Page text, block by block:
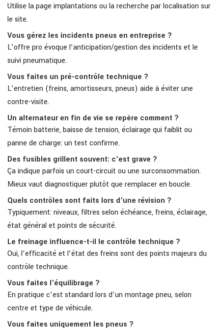
Utilise la page implantations ou la recherche par localisation sur
le site.
Vous gérez les incidents pneus en entreprise ?
L’offre pro évoque l’anticipation/gestion des incidents et le
suivi pneumatique.
Vous faites un pré-contrôle technique ?
L’entretien (freins, amortisseurs, pneus) aide à éviter une
contre-visite.
Un alternateur en fin de vie se repère comment ?
Témoin batterie, baisse de tension, éclairage qui faiblit ou
panne de charge: un test confirme.
Des fusibles grillent souvent: c’est grave ?
Ça indique parfois un court-circuit ou une surconsommation.
Mieux vaut diagnostiquer plutôt que remplacer en boucle.
Quels contrôles sont faits lors d’une révision ?
Typiquement: niveaux, filtres selon échéance, freins, éclairage,
état général et points de sécurité.
Le freinage influence-t-il le contrôle technique ?
Oui, l’efficacité et l’état des freins sont des points majeurs du
contrôle technique.
Vous faites l’équilibrage ?
En pratique c’est standard lors d’un montage pneu, selon
centre et type de véhicule.
Vous faites uniquement les pneus ?